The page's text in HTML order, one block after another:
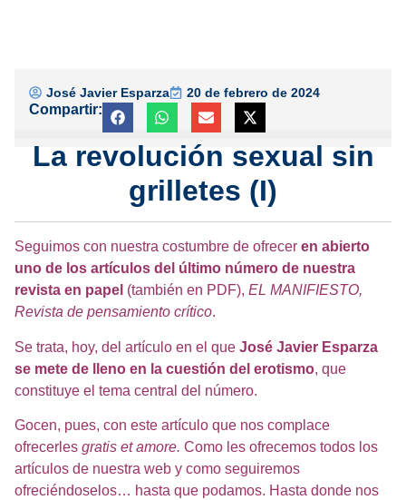
José Javier Esparza 20 de febrero de 2024
Compartir:
La revolución sexual sin
grilletes (I)
Seguimos con nuestra costumbre de ofrecer en abierto
uno de los artículos del último número de nuestra
revista en papel (también en PDF), EL MANIFIESTO,
Revista de pensamiento crítico.
Se trata, hoy, del artículo en el que José Javier Esparza
se mete de lleno en la cuestión del erotismo, que
constituye el tema central del número.
Gocen, pues, con este artículo que nos complace
ofrecerles gratis et amore. Como les ofrecemos todos los
artículos de nuestra web y como seguiremos
ofreciéndoselos… hasta que podamos. Hasta donde nos